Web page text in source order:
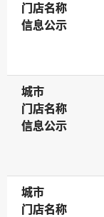
门店名称
门店名称
信息公示
信息公示
城市
城市
门店名称
门店名称
信息公示
信息公示
城市
城市
门店名称
门店名称